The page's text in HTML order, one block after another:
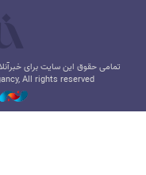
تمامی حقوق این سایت برای
All rights reserved